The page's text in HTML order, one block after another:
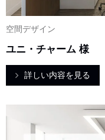
空間デザイン
ユニ・チャーム 様
詳しい内容を見る